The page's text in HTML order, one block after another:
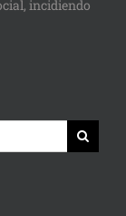
incidiendo